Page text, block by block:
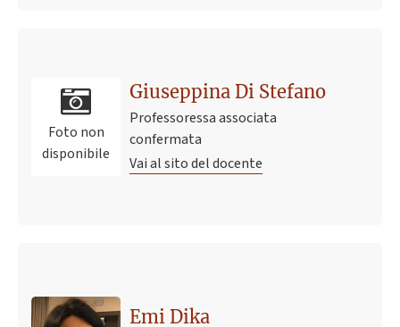
Foto non
disponibile
Giuseppina Di Stefano
Professoressa associata
confermata
Vai al sito del docente
Emi Dika
INFETTIVE, DERMATOLOGIA E CHIRURGIA